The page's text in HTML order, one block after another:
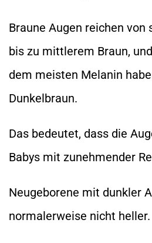
Braune Augen reichen von
bis zu mittlerem Braun,
dem meisten Melanin
Dunkelbraun.
Das bedeutet, dass die
Babys mit zunehmender
Neugeborene mit dunkler
normalerweise nicht heller.